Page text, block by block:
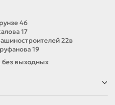
46
17
22в
19
без выходных